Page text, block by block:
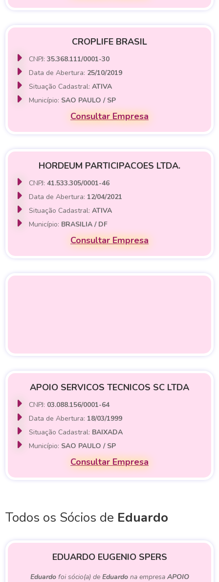
CROPLIFE BRASIL
CNPJ:35.368.111/0001-30
Data de Abertura: 25/10/2019
Situação Cadastral:ATIVA
Município: SAO PAULO / SP
Consultar Empresa
HORDEUM PARTICIPACOES LTDA.
CNPJ:41.533.305/0001-46
Data de Abertura: 12/04/2021
Situação Cadastral:ATIVA
Município: BRASILIA / DF
Consultar Empresa
APOIO SERVICOS TECNICOS SC LTDA
CNPJ: 03.088.156/0001-64
Data de Abertura: 18/03/1999
Situação Cadastral: BAIXADA
Município: SAO PAULO / SP
Consultar Empresa
Todos os Sócios de Eduardo
EDUARDO EUGENIO SPERS
Eduardofoi sócio(a) de Eduardona empresa APOIO